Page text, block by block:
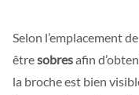
Selon l’emplacement
êtresobresafin
la broche est bien